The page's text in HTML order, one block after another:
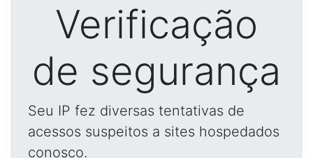
Verificação
de segurança
Seu IP fez diversas tentativas de
acessos suspeitos a sites hospedados
conosco.